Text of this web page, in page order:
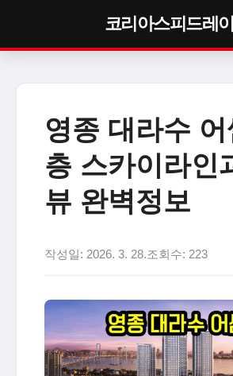
코리아스피드레
영종 대라수
층 스카이라인
뷰 완벽정보
작성일: 2026. 3. 28.조회수: 223